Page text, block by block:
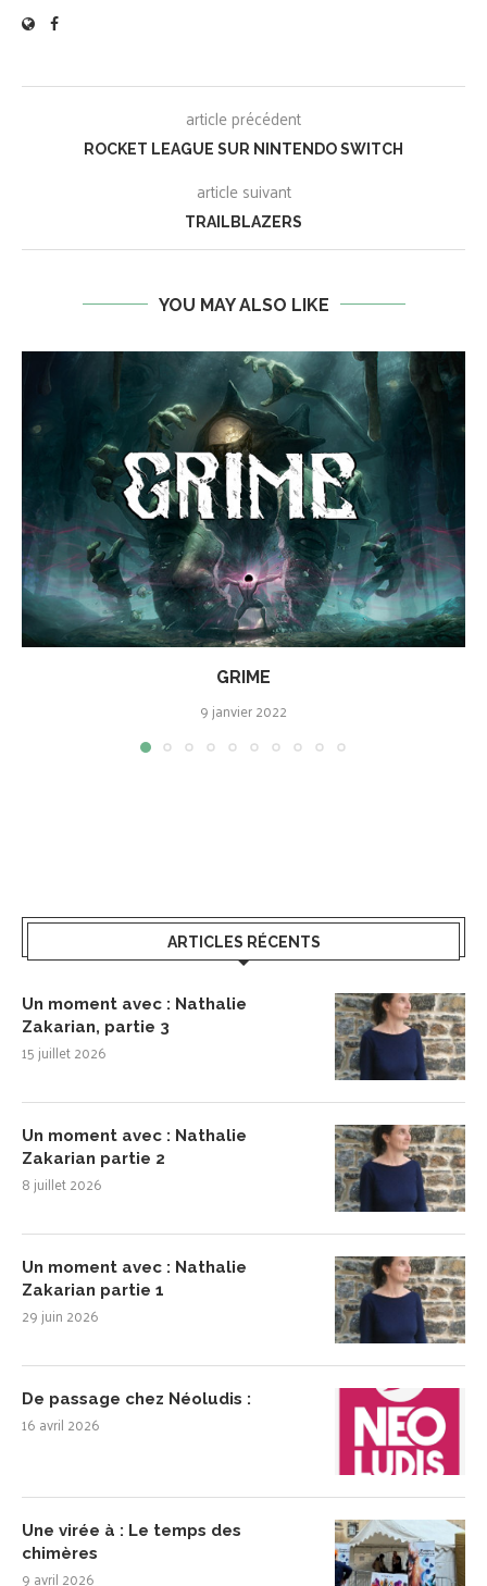
article précédent
ROCKET LEAGUE SUR NINTENDO SWITCH
article suivant
TRAILBLAZERS
YOU MAY ALSO LIKE
GRIME
9 janvier 2022
ARTICLES RÉCENTS
Un moment avec : Nathalie
Zakarian, partie 3
15 juillet 2026
Un moment avec : Nathalie
Zakarian partie 2
8 juillet 2026
Un moment avec : Nathalie
Zakarian partie 1
29 juin 2026
De passage chez Néoludis :
16 avril 2026
Une virée à : Le temps des
chimères
9 avril 2026